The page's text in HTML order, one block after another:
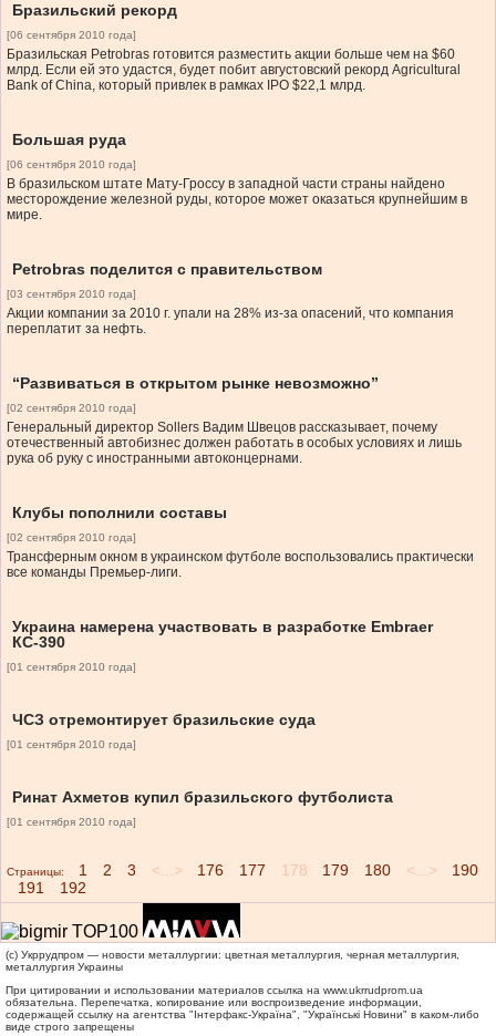
Бразильский рекорд
[06 сентября 2010 года]
Бразильская Petrobras готовится разместить акции больше чем на $60
млрд. Если ей это удастся, будет побит августовский рекорд Agricultural
Bank of China, который привлек в рамках IPO $22,1 млрд.
Большая руда
[06 сентября 2010 года]
В бразильском штате Мату-Гроссу в западной части страны найдено
месторождение железной руды, которое может оказаться крупнейшим в
мире.
Petrobras поделится с правительством
[03 сентября 2010 года]
Акции компании за 2010 г. упали на 28% из-за опасений, что компания
переплатит за нефть.
“Развиваться в открытом рынке невозможно”
[02 сентября 2010 года]
Генеральный директор Sollers Вадим Швецов рассказывает, почему
отечественный автобизнес должен работать в особых условиях и лишь
рука об руку с иностранными автоконцернами.
Клубы пополнили составы
[02 сентября 2010 года]
Трансферным окном в украинском футболе воспользовались практически
все команды Премьер-лиги.
Украина намерена участвовать в разработке Embraer
КС-390
[01 сентября 2010 года]
ЧСЗ отремонтирует бразильские суда
[01 сентября 2010 года]
Ринат Ахметов купил бразильского футболиста
[01 сентября 2010 года]
Страницы: 1 2 3 <...> 176 177 178 179 180 <...>
190
191
192
(c) Укррудпром — новости металлургии: цветная металлургия, черная металлургия,
металлургия Украины
При цитировании и использовании материалов ссылка на www.ukrrudprom.ua
обязательна. Перепечатка, копирование или воспроизведение информации,
содержащей ссылку на агентства "Iнтерфакс-Україна", "Українськi Новини" в каком-либо
виде строго запрещены